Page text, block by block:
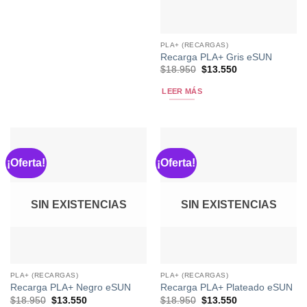
PLA+ (RECARGAS)
Recarga PLA+ Gris eSUN
$18.950 El
original
era:
$13.550El
LEER MÁS
¡Oferta!
SIN EXISTENCIAS
PLA+ (RECARGAS)
Recarga PLA+ Negro eSUN
$18.950 El
$13.550El
¡Oferta!
SIN EXISTENCIAS
PLA+ (RECARGAS)
Recarga PLA+ Plateado eSUN
$18.950 El
$13.550El